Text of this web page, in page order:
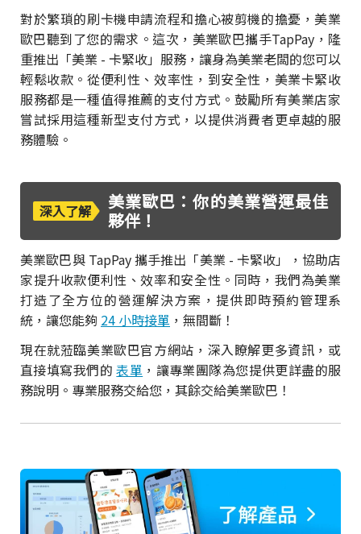
對於繁瑣的刷卡機申請流程和擔心被剪機的擔憂，美業
歐巴聽到了您的需求。這次，美業歐巴攜手TapPay，隆
重推出「美業 - 卡緊收」服務，讓身為美業老闆的您可以
輕鬆收款。從便利性、效率性，到安全性，美業卡緊收
服務都是一種值得推薦的支付方式。鼓勵所有美業店家
嘗試採用這種新型支付方式，以提供消費者更卓越的服
務體驗。
深入了解
美業歐巴：你的美業營運最佳
夥伴！
美業歐巴與 TapPay 攜手推出「美業 - 卡緊收」，協助店
家提升收款便利性、效率和安全性。同時，我們為美業
打造了全方位的營運解決方案，提供即時預約管理系
統，讓您能夠 24 小時接單 ，無間斷！
現在就蒞臨美業歐巴官方網站，深入瞭解更多資訊，或
直接填寫我們的表單 ，讓專業團隊為您提供更詳盡的服
務說明。專業服務交給您，其餘交給美業歐巴！